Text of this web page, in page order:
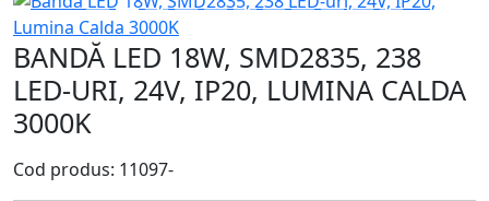
BANDĂ LED 18W, SMD2835, 238
LED-URI, 24V, IP20, LUMINA CALDA
3000K
Cod produs: 11097-